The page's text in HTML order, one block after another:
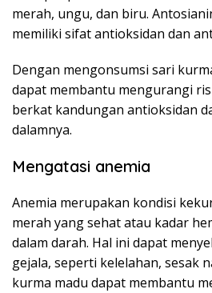
merah, ungu, dan biru.
memiliki sifat antioksidan dan
Dengan mengonsumsi sari
dapat membantu mengurangi
berkat kandungan antioksidan
dalamnya.
Mengatasi anemia
Anemia merupakan kondisi
merah yang sehat atau kadar
dalam darah. Hal ini dapat
gejala, seperti kelelahan, sesak
kurma madu dapat membantu